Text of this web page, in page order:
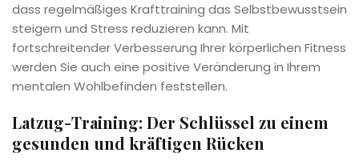
dass regelmäßiges Krafttraining das Selbstbewusstsein
steigern und Stress reduzieren kann. Mit
fortschreitender Verbesserung Ihrer körperlichen Fitness
werden Sie auch eine positive Veränderung in Ihrem
mentalen Wohlbefinden feststellen.
Latzug-Training: Der Schlüssel zu einem
gesunden und kräftigen Rücken